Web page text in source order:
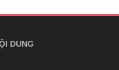
DUNG